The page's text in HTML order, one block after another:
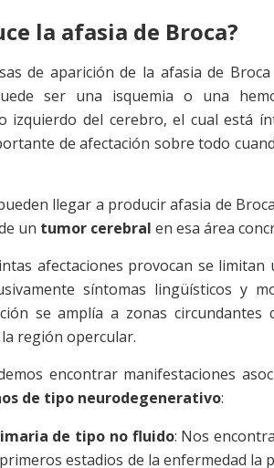
la afasia de Broca?
de aparición de la afasia de
ser una isquemia o una
izquierdo del cerebro, el cual está
de afectación sobre todo
llegar a producir afasia de
un tumor cerebral en esa área
afectaciones provocan se limitan
síntomas lingüísticos y
se amplía a zonas
región opercular.
encontrar manifestaciones
de tipo neurodegenerativo:
de tipo no fluido: Nos
estadios de la enfermedad la